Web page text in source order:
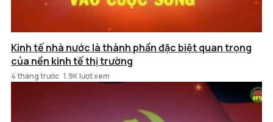
Kinh tế nhà nước là thành phần đặc biệt quan trọng
của nền kinh tế thị trường
4 tháng trước 1.9K lượt xem